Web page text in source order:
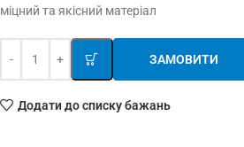
міцний та якісний матеріал
ЗАМОВИТИ
Додати до списку бажань